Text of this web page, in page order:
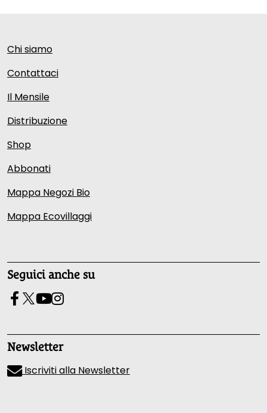
Chi siamo
Contattaci
Il Mensile
Distribuzione
Shop
Abbonati
Mappa Negozi Bio
Mappa Ecovillaggi
Seguici anche su
Newsletter
Iscriviti alla Newsletter